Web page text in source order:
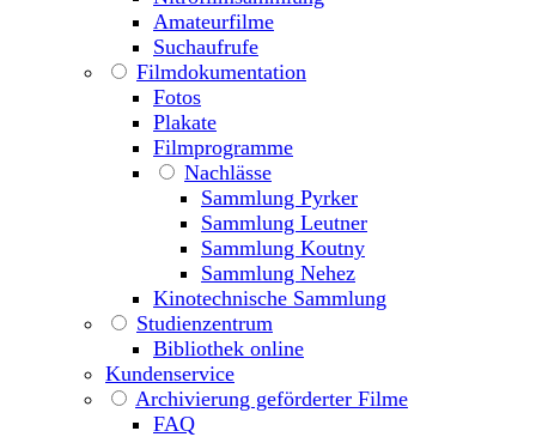
Amateurfilme
Suchaufrufe
Filmdokumentation
Fotos
Plakate
Filmprogramme
Nachlässe
Sammlung Pyrker
Sammlung Leutner
Sammlung Koutny
Sammlung Nehez
Kinotechnische Sammlung
Studienzentrum
Bibliothek online
Kundenservice
Archivierung geförderter Filme
FAQ